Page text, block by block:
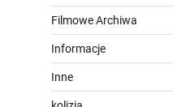
Filmowe Archiwa
Informacje
Inne